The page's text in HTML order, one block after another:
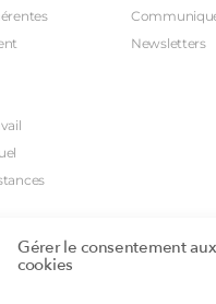
Gérer le consentement aux
cookies
Newsletters